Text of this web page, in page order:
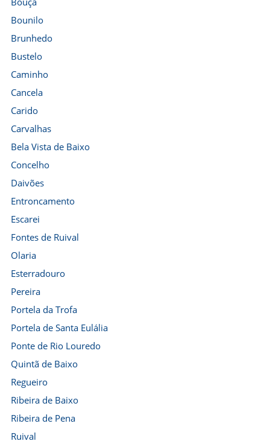
Bounilo
Brunhedo
Bustelo
Caminho
Cancela
Carido
Carvalhas
Bela Vista de Baixo
Concelho
Daivões
Entroncamento
Escarei
Fontes de Ruival
Olaria
Esterradouro
Pereira
Portela da Trofa
Portela de Santa Eulália
Ponte de Rio Louredo
Quintã de Baixo
Regueiro
Ribeira de Baixo
Ribeira de Pena
Ruival